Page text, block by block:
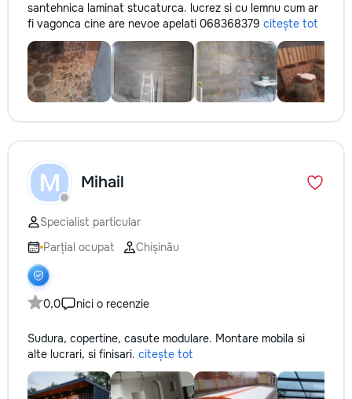
santehnica laminat stucaturca. lucrez si cu lemnu cum ar
fi vagonca cine are nevoe apelati 068368379 citește tot
M Mihail
Specialist particular
Parțial ocupat
Chișinău
0,0 nici o recenzie
Sudura, copertine, casute modulare. Montare mobila si
alte lucrari, si finisari. citește tot